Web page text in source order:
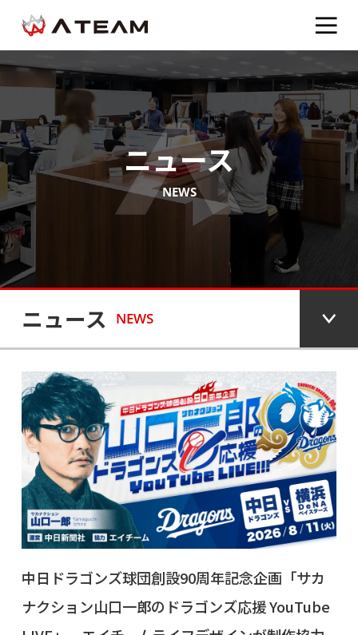
ニュース
NEWS
ニュース NEWS
中日ドラゴンズ球団創設90周年記念企画「サカ
ナクション山口一郎のドラゴンズ応援 YouTube